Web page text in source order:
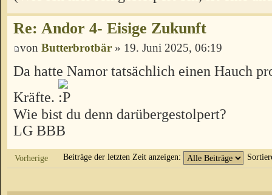
Re: Andor 4- Eisige Zukunft
von Butterbrotbär » 19. Juni 2025, 06:19
Da hatte Namor tatsächlich einen Hauch
Kräfte.
Wie bist du denn darübergestolpert?
LG BBB
Vorherige Beiträge der letzten Zeit anzeigen: